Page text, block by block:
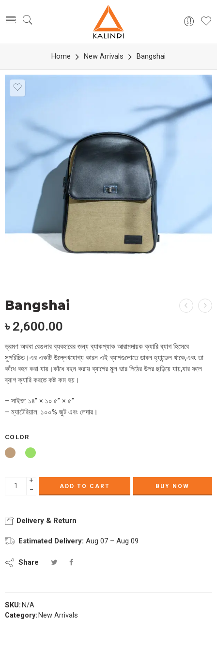
Home New Arrivals Bangshai
Bangshai
৳ 2,600.00
ভ্রমণ অথবা রেগুলার ব্যবহারের জন্য ব্যাকপ্যাক আরামদায়ক ক্যারি ব্যাগ হিসেবে
সুপরিচিত।এর একটি উল্লেখযোগ্য কারন এই ব্যাগগুলোতে ডাবল হ্যান্ডেল থাকে,এবং তা
কাঁধে বহন করা যায়।কাঁধে বহন করায় ব্যাগের মূল ভার পিঠের উপর ছড়িয়ে যায়,যার ফলে
ব্যাগ ক্যারি করতে কষ্ট কম হয়।
– সাইজ: ১৪” × ১০.৫” × ৫”
– ম্যাটেরিয়াল: ১০০% জুট এবং লেদার।
COLOR
+
−
ADD TO CART BUY NOW
Delivery & Return
Estimated Delivery: Aug 07 – Aug 09
Share
SKU: N/A
Category: New Arrivals